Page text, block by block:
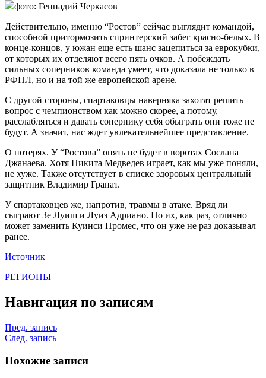
фото: Геннадий Черкасов
Действительно, именно “Ростов” сейчас выглядит командой,
способной притормозить спринтерский забег красно-белых. В
конце-концов, у южан еще есть шанс зацепиться за еврокубки,
от которых их отделяют всего пять очков. А побеждать
сильных соперников команда умеет, что доказала не только в
РФПЛ, но и на той же европейской арене.
С другой стороны, спартаковцы наверняка захотят решить
вопрос с чемпионством как можно скорее, а потому,
расслабляться и давать сопернику себя обыграть они тоже не
будут. А значит, нас ждет увлекательнейшее представление.
О потерях. У “Ростова” опять не будет в воротах Сослана
Джанаева. Хотя Никита Медведев играет, как мы уже поняли,
не хуже. Также отсутствует в списке здоровых центральный
защитник Владимир Гранат.
У спартаковцев же, напротив, травмы в атаке. Вряд ли
сыграют Зе Луиш и Луиз Адриано. Но их, как раз, отлично
может заменить Куинси Промес, что он уже не раз доказывал
ранее.
Источник
РЕГИОНЫ
Навигация по записям
Пред. запись
След. запись
Похожие записи